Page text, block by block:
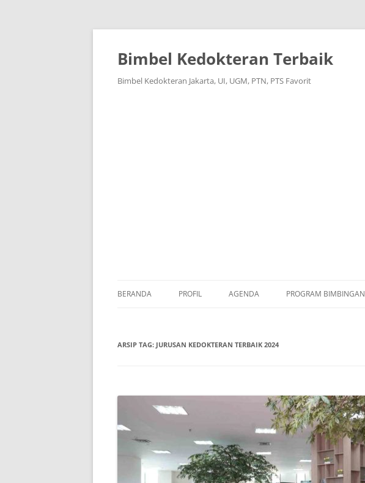
Langsung
Bimbel Kedokteran Terbaik
Bimbel Kedokteran Jakarta, UI, UGM, PTN, PTS Favorit
BERANDA PROFIL AGENDA
JADWAL
PROGRAM BIMBINGAN
IUP MEDICINE UGM
ARSIP TAG: JURUSAN KEDOKTERAN TERBAIK 2024